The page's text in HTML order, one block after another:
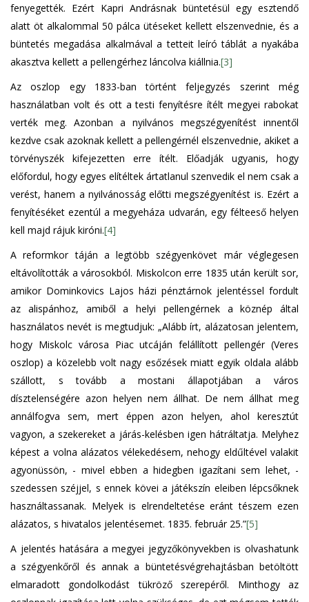
fenyegették. Ezért Kapri Andrásnak büntetésül egy esztendő
alatt öt alkalommal 50 pálca ütéseket kellett elszenvednie, és a
büntetés megadása alkalmával a tetteit leíró táblát a nyakába
akasztva kellett a pellengérhez láncolva kiállnia.[3]
Az oszlop egy 1833-ban történt feljegyzés szerint még
használatban volt és ott a testi fenyítésre ítélt megyei rabokat
verték meg. Azonban a nyilvános megszégyenítést innentől
kezdve csak azoknak kellett a pellengérnél elszenvednie, akiket a
törvényszék kifejezetten erre ítélt. Előadják ugyanis, hogy
előfordul, hogy egyes elítéltek ártatlanul szenvedik el nem csak a
verést, hanem a nyilvánosság előtti megszégyenítést is. Ezért a
fenyítéséket ezentúl a megyeháza udvarán, egy félteeső helyen
kell majd rájuk kiróni.[4]
A reformkor táján a legtöbb szégyenkövet már véglegesen
eltávolították a városokból. Miskolcon erre 1835 után került sor,
amikor Dominkovics Lajos házi pénztárnok jelentéssel fordult
az alispánhoz, amiből a helyi pellengérnek a köznép által
használatos nevét is megtudjuk: „Alább írt, alázatosan jelentem,
hogy Miskolc városa Piac utcáján felállított pellengér (Veres
oszlop) a közelebb volt nagy esőzések miatt egyik oldala alább
szállott, s tovább a mostani állapotjában a város
dísztelenségére azon helyen nem állhat. De nem állhat meg
annálfogva sem, mert éppen azon helyen, ahol keresztút
vagyon, a szekereket a járás-kelésben igen hátráltatja. Melyhez
képest a volna alázatos vélekedésem, nehogy eldűltével valakit
agyonüssön, - mivel ebben a hidegben igazítani sem lehet, -
szedessen széjjel, s ennek kövei a játékszín eleiben lépcsőknek
használtassanak. Melyek is elrendeltetése eránt tészem ezen
alázatos, s hivatalos jelentésemet. 1835. február 25.”[5]
A jelentés hatására a megyei jegyzőkönyvekben is olvashatunk
a szégyenkőről és annak a büntetésvégrehajtásban betöltött
elmaradott gondolkodást tükröző szerepéről. Minthogy az